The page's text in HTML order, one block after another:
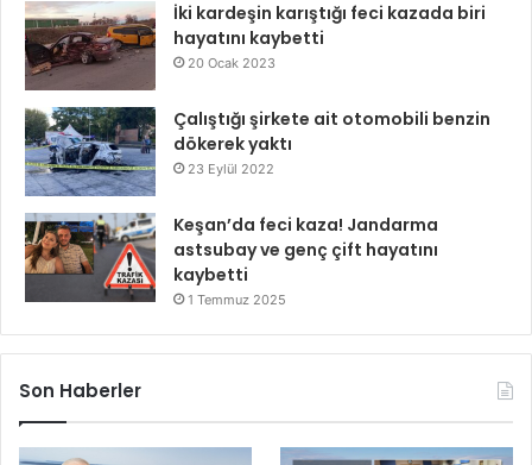
İki kardeşin karıştığı feci kazada biri
hayatını kaybetti
20 Ocak 2023
Çalıştığı şirkete ait otomobili benzin
dökerek yaktı
23 Eylül 2022
Keşan’da feci kaza! Jandarma
astsubay ve genç çift hayatını
kaybetti
1 Temmuz 2025
Son Haberler